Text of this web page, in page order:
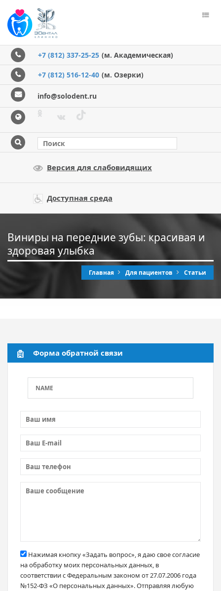
+7 (812) 337-25-25 (м. Академическая)
+7 (812) 516-12-40 (м. Озерки)
info@solodent.ru
Версия для слабовидящих
Доступная среда
Виниры на передние зубы: красивая и
здоровая улыбка
Главная Для пациентов Статьи
Форма обратной связи
Нажимая кнопку «Задать вопрос», я даю свое согласие
на обработку моих персональных данных, в
соответствии с Федеральным законом от 27.07.2006 года
№152-ФЗ «О персональных данных». Отправляя любую